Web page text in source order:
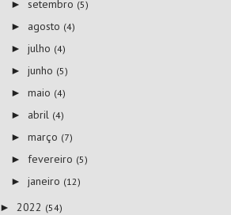
► setembro (5)
► agosto (4)
►julho (4)
►junho (5)
►maio (4)
► abril (4)
►março (7)
►fevereiro (5)
►janeiro (12)
► 2022 (54)